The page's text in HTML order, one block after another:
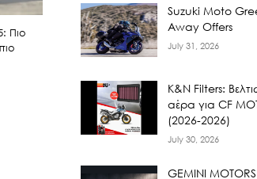
Πιο
Suzuki Moto
Away Offers
July 31, 2026
K&N Filters:
αέρα για CF
(2026-2026)
July 30, 2026
GEMINI